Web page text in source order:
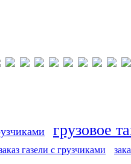
грузовое
газели с грузчиками